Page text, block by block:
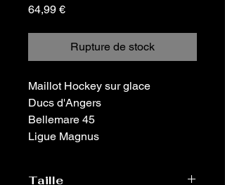
64,99 €Prix
Rupture de stock
Maillot Hockey sur glace
Ducs d'Angers
Bellemare 45
Ligue Magnus
Taille